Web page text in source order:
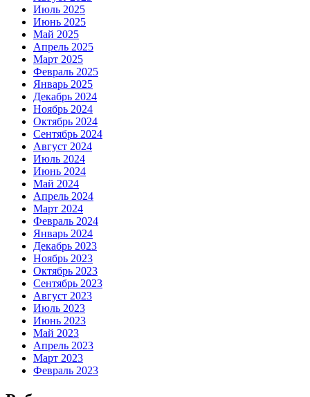
Июль 2025
Июнь 2025
Май 2025
Апрель 2025
Март 2025
Февраль 2025
Январь 2025
Декабрь 2024
Ноябрь 2024
Октябрь 2024
Сентябрь 2024
Август 2024
Июль 2024
Июнь 2024
Май 2024
Апрель 2024
Март 2024
Февраль 2024
Январь 2024
Декабрь 2023
Ноябрь 2023
Октябрь 2023
Сентябрь 2023
Август 2023
Июль 2023
Июнь 2023
Май 2023
Апрель 2023
Март 2023
Февраль 2023